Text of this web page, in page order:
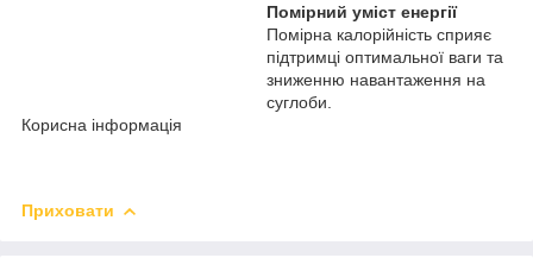
Помірний уміст енергії
Помірна калорійність сприяє
підтримці оптимальної ваги та
зниженню навантаження на
суглоби.
Корисна інформація
Приховати